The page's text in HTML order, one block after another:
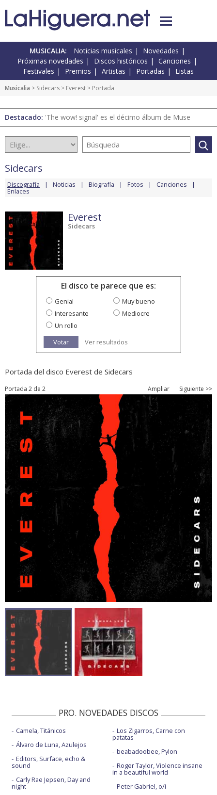
MUSICALIA: Noticias musicales
Novedades
Próximas novedades
Discos históricos
Canciones
Festivales
Premios Artistas Portadas Listas
Musicalia > Sidecars > Everest > Portada
Destacado: 'The wow! signal' es el décimo álbum de Muse
Sidecars
Discografía Noticias Biografía Fotos Canciones
Enlaces
Everest
Sidecars
El disco te parece que es:
Genial
Muy bueno
Interesante
Mediocre
Un rollo
Votar
Ver resultados
Portada del disco Everest de Sidecars
Portada 2 de 2 Ampliar Siguiente >>
PRO. NOVEDADES DISCOS
Camela, Titánicos
Álvaro de Luna, Azulejos
Editors, Surface, echo &
sound
Carly Rae Jepsen, Day and
night
Los Zigarros, Carne con
patatas
beabadoobee, Pylon
Roger Taylor, Violence insane
in a beautiful world
Peter Gabriel, o/i